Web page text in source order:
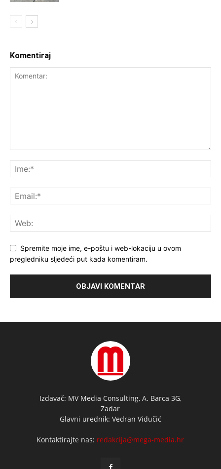
Komentiraj
Spremite moje ime, e-poštu i web-lokaciju u ovom
pregledniku sljedeći put kada komentiram.
Izdavač: MV Media Consulting, A. Barca 3G,
Zadar
Glavni urednik: Vedran Vidučić
Kontaktirajte nas: redakcija@mega-media.hr